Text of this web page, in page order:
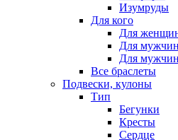
Изумруды
Для кого
Для
Для мужчин
Для
Все браслеты
Подвески, кулоны
Тип
Бегунки
Кресты
Сердце